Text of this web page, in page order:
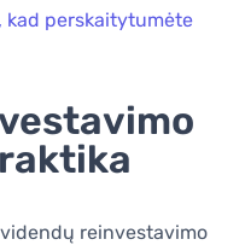
kad perskaitytumėte
reinvestavimo